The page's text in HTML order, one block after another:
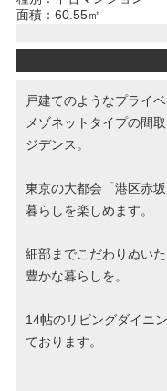
面積：60.55㎡
戸建てのようなプライ
メゾネットタイプの間
ジデンス。
東京の大都会「港区赤
暮らしを楽しめます。
細部までこだわりぬい
豊かな暮らしを。
14帖のリビングダイニ
ております。